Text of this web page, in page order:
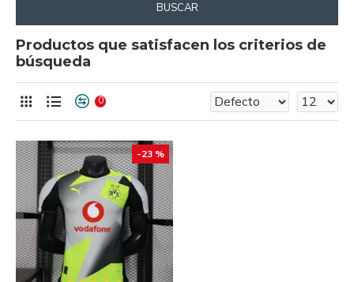
BUSCAR
Productos que satisfacen los criterios de
búsqueda
0
-23 %